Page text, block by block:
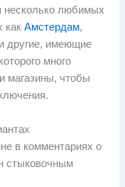
несколько любимых
какАмстердам,
и другие, имеющие
много
магазины, чтобы
в комментариях о
стыковочным